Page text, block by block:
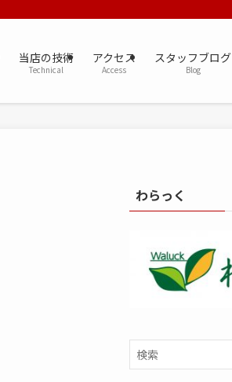
当店の技術
Technical
アクセス
Access
スタッフブログ
Blog
わらっく